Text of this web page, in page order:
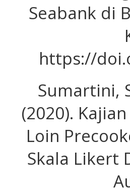
Seabank di
https://
Sumartini,
(2020).
Loin
Skala Likert